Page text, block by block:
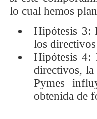
lo cual hemos
Hipótesis 3:
los
Hipótesis 4:
directivos, la
Pymes
obtenida de